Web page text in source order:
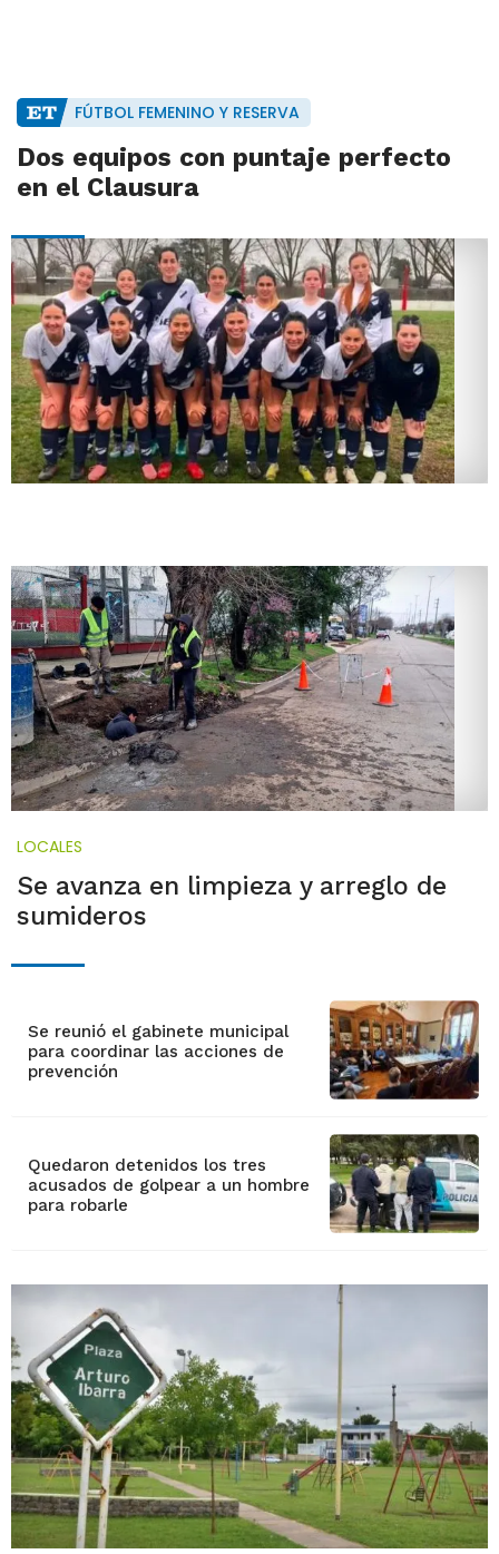
FÚTBOL FEMENINO Y RESERVA
Dos equipos con puntaje perfecto
en el Clausura
LOCALES
Se avanza en limpieza y arreglo de
sumideros
Se reunió el gabinete municipal
para coordinar las acciones de
prevención
Quedaron detenidos los tres
acusados de golpear a un hombre
para robarle